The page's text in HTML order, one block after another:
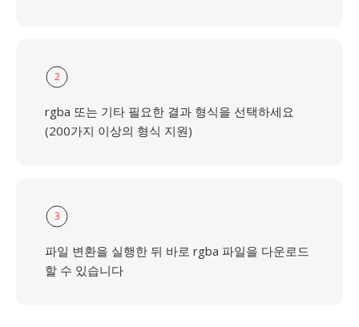
2
rgba 또는 기타 필요한 결과 형식을 선택하세요
(200가지 이상의 형식 지원)
3
파일 변환을 실행한 뒤 바로 rgba 파일을 다운로드
할 수 있습니다